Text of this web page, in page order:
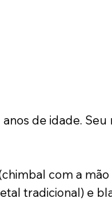
de idade. Seu
com a
tradicional) e